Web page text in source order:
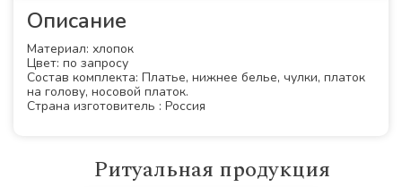
Описание
Материал: хлопок
Цвет: по запросу
Состав комплекта: Платье, нижнее белье, чулки, платок
на голову, носовой платок.
Страна изготовитель : Россия
Ритуальная продукция